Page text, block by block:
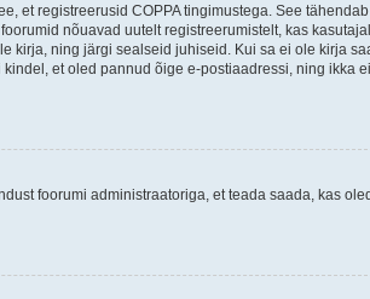
et registreerusid COPPA tingimustega. See
nõuavad uutelt registreerumistelt, kas
kirja, ning järgi sealseid juhiseid. Kui sa ei ole kirja
et oled pannud õige e-postiaadressi, ning ikka
foorumi administraatoriga, et teada saada, kas